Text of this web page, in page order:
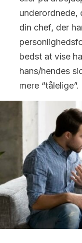
underordnede,
din chef, der
bedst at vise
hans/hendes
mere “tålelige”.